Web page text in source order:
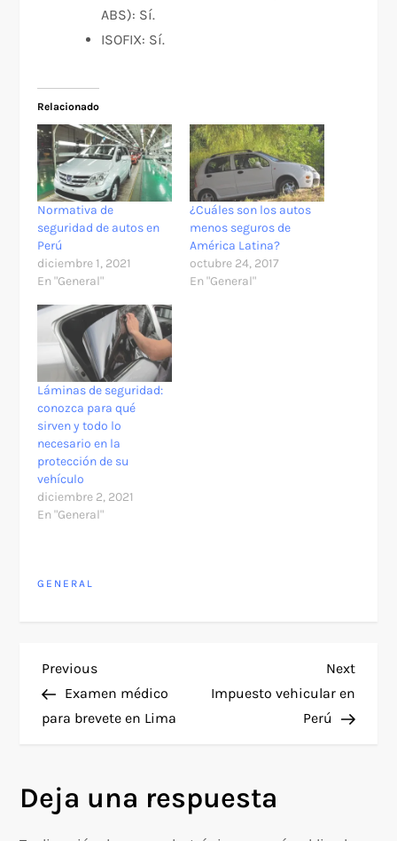
ABS): Sí.
ISOFIX: Sí.
Relacionado
Normativa de
seguridad de autos en
Perú
diciembre 1, 2021
En "General"
¿Cuáles son los autos
menos seguros de
América Latina?
octubre 24, 2017
En "General"
Láminas de seguridad:
conozca para qué
sirven y todo lo
necesario en la
protección de su
vehículo
diciembre 2, 2021
En "General"
GENERAL
N
a
e
Previous
Post
Previous
Examen médico
para brevete en Lima
Next
Post
Next
Impuesto vehicular en
Perú
Deja una respuesta